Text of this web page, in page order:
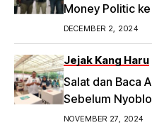
Money Politic
Artikel ini telah
dengan judul 2
Dugaan Money
Nominalnya,
https://
DECEMBER 2, 2024
Jejak Kang Haru
Salat dan Baca
Sebelum
NOVEMBER 27, 2024